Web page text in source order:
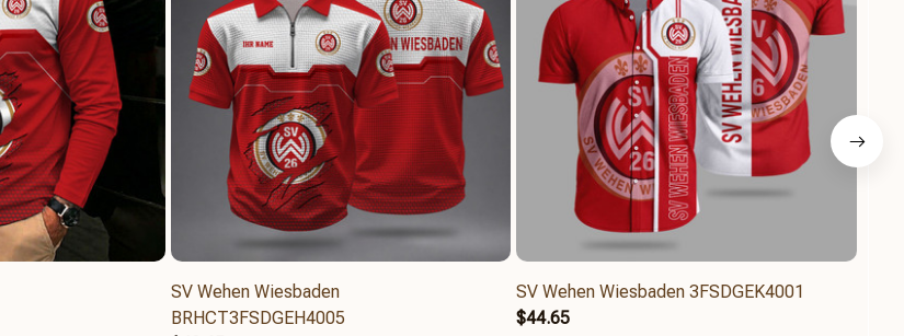
SV Wehen Wiesbaden
BRHCT3FSDGEH4005
SV Wehen Wiesbaden 3FSDGEK4001
$44.65